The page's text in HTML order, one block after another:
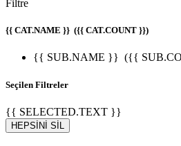
Filtre
{{ CAT.NAME }} ({{ CAT.COUNT }})
{{ SUB.NAME }} ({{
Seçilen Filtreler
{{ SELECTED.TEXT }}
HEPSİNİ SİL